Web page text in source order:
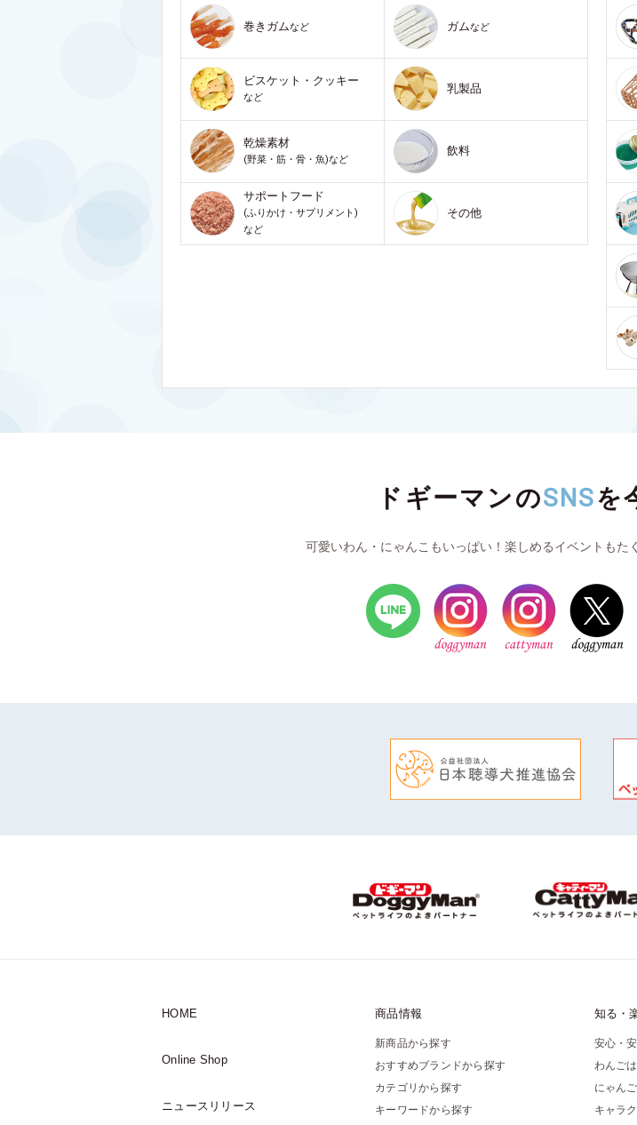
巻きガムなど ガムなど
ビスケット・クッキー
など
乳製品
乾燥素材
(野菜・筋・骨・魚)など
飲料
サポートフード
(ふりかけ・サプリメント)
など
その他
ドギーマンのSNSを
可愛いわん・にゃんこもいっぱい！楽しめるイベントもた
HOME 商品情報
新商品から探す
おすすめブランドから探す
カテゴリから探す
キーワードから探す
知る・
安心・
わんご
にゃん
キャラ
Online Shop
ニュースリリース